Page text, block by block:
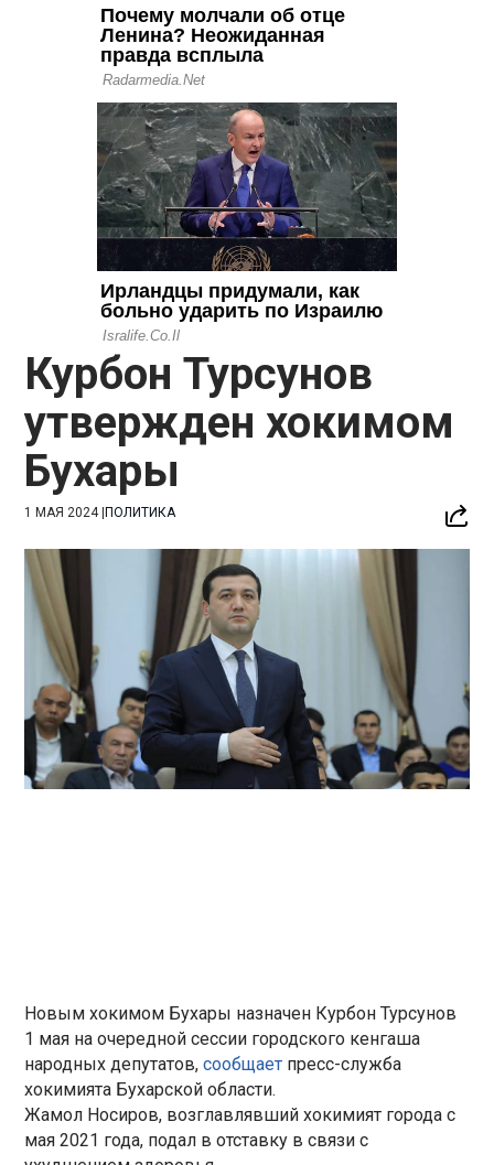
Курбон Турсунов
утвержден хокимом
Бухары
1 МАЯ 2024|ПОЛИТИКА
Новым хокимом Бухары назначен Курбон Турсунов
1 мая на очередной сессии городского кенгаша
народных депутатов,сообщает пресс-служба
хокимията Бухарской области.
Жамол Носиров, возглавлявший хокимият города с
мая 2021 года, подал в отставку в связи с